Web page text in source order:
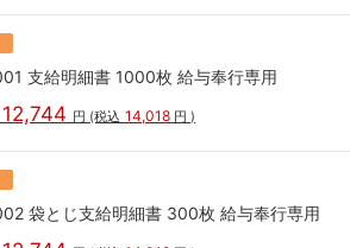
支給明細書 1000枚 給与奉行専用
12,744 円 (税込 14,018 円 )
袋とじ支給明細書 300枚 給与奉行専用